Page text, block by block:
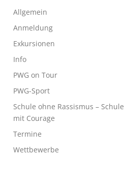
Allgemein
Anmeldung
Exkursionen
Info
PWG on Tour
PWG-Sport
Schule ohne Rassismus – Schule
mit Courage
Termine
Wettbewerbe